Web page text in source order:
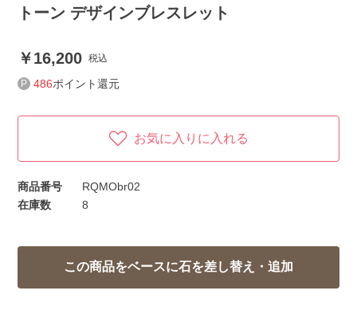
トーン デザインブレスレット
16,200 税込
486ポイント還元
お気に入りに入れる
商品番号
RQMObr02
在庫数
8